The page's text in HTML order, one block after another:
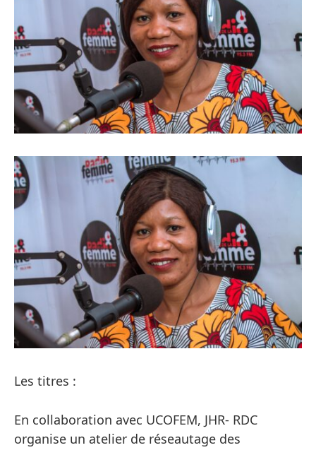
Les titres :
En collaboration avec UCOFEM, JHR- RDC
organise un atelier de réseautage des